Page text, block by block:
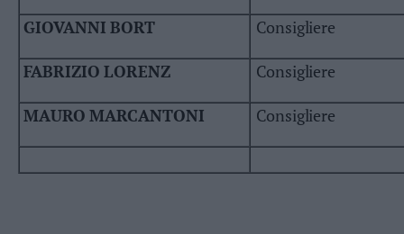
Rendena
Alto
–
Dolomiti
Leggi/Abbonati
GIOVANNI BORT Consigliere
FABRIZIO LORENZ Consigliere
MAURO MARCANTONI Consigliere